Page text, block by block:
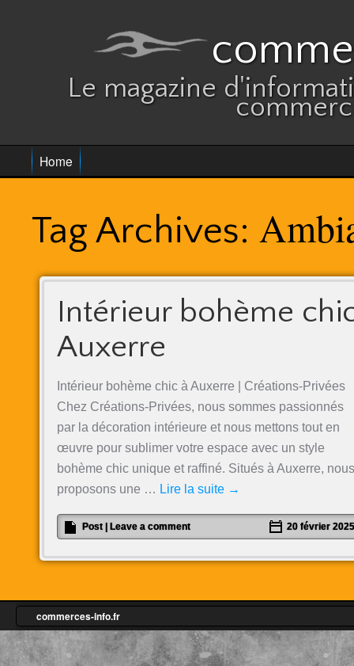
Le magazine
Home
Tag Archives:
Intérieur bohème
Auxerre
Intérieur bohème chic à Auxerre | Créations-Privées
Chez Créations-Privées, nous sommes passionnés
par la décoration intérieure et nous mettons tout en
œuvre pour sublimer votre espace avec un style
bohème chic unique et raffiné. Situés à Auxerre, nous
proposons une … Lire la suite →
Post Leave a comment 20 février 2025
commerces-info.fr